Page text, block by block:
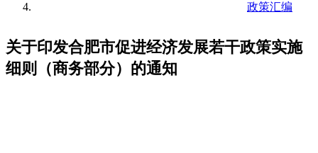
政策汇编
关于印发合肥市促进经济发展若干政策实施
细则（商务部分）的通知